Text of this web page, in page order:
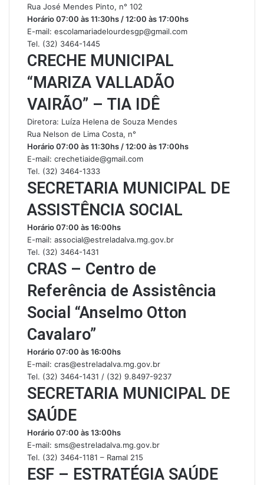
Rua José Mendes Pinto, n° 102
Horário 07:00 às 11:30hs / 12:00 às 17:00hs
E-mail: escolamariadelourdesgp@gmail.com
Tel. (32) 3464-1445
CRECHE MUNICIPAL
“MARIZA VALLADÃO
VAIRÃO” – TIA IDÊ
Diretora: Luíza Helena de Souza Mendes
Rua Nelson de Lima Costa, n°
Horário 07:00 às 11:30hs / 12:00 às 17:00hs
E-mail: crechetiaide@gmail.com
Tel. (32) 3464-1333
SECRETARIA MUNICIPAL DE
ASSISTÊNCIA SOCIAL
Horário 07:00 às 16:00hs
E-mail: associal@estreladalva.mg.gov.br
Tel. (32) 3464-1431
CRAS – Centro de
Referência de Assistência
Social “Anselmo Otton
Cavalaro”
Horário 07:00 às 16:00hs
E-mail: cras@estreladalva.mg.gov.br
Tel. (32) 3464-1431 / (32) 9.8497-9237
SECRETARIA MUNICIPAL DE
SAÚDE
Horário 07:00 às 13:00hs
E-mail: sms@estreladalva.mg.gov.br
Tel. (32) 3464-1181 – Ramal 215
ESF – ESTRATÉGIA SAÚDE